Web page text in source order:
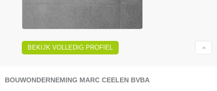
BEKIJK VOLLEDIG PROFIEL
BOUWONDERNEMING MARC CEELEN BVBA